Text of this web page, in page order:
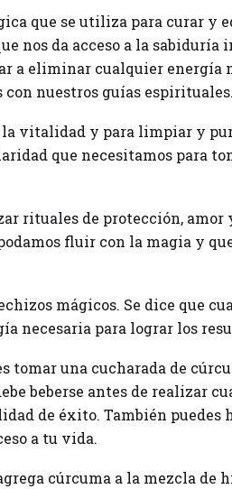
que se utiliza para curar y
nos da acceso a la
a eliminar cualquier energía
nuestros guías espirituales.
la vitalidad y para limpiar y
que necesitamos para
rituales de protección, amor
fluir con la magia y
mágicos. Se dice que
necesaria para lograr los
tomar una cucharada de
beberse antes de realizar
de éxito. También puedes
a tu vida.
cúrcuma a la mezcla de